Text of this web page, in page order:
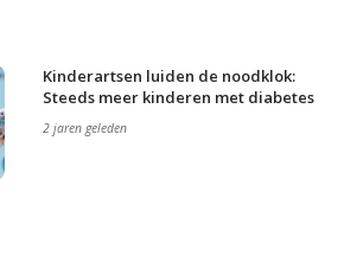
Kinderartsen luiden de noodklok:
Steeds meer kinderen met diabetes
2 jaren geleden